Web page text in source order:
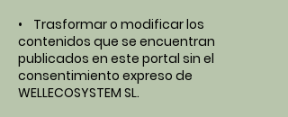
• Trasformar o modificar los
contenidos que se encuentran
publicados en este portal sin el
consentimiento expreso de
WELLECOSYSTEM SL.